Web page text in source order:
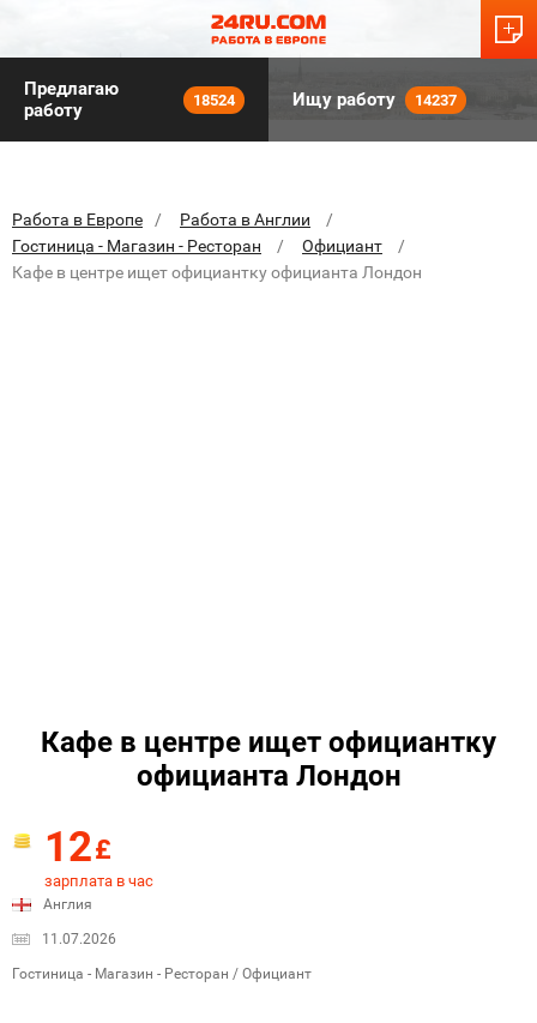
Предлагаю
работу
18524 Ищу работу 14237
Работа в Европе
Работа в Англии
Гостиница - Магазин - Ресторан
Официант
Кафе в центре ищет официантку официанта Лондон
Кафе в центре ищет официантку
официанта Лондон
12£
зарплата в час
Англия
11.07.2026
Гостиница - Магазин - Ресторан / Официант